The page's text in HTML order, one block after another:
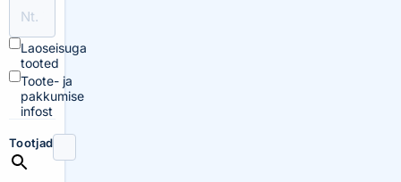
Laoseisuga
tooted
Toote- ja
pakkumise
infost
Tootjad